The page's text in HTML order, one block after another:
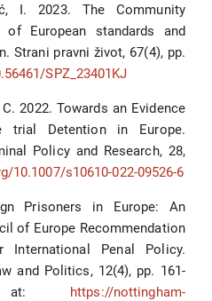
I. 2023. The Community
European standards and
Strani pravni život, 67(4), pp.
SPZ_23401KJ
2022. Towards an Evidence
trial Detention in Europe.
Policy and Research, 28,
10.1007/s10610-022-09526-6
Prisoners in Europe: An
of Europe Recommendation
Penal Policy.
and Politics, 12(4), pp. 161-
at: https://nottingham-